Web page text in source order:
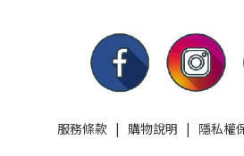
服務條款| 購物說明 | 隱私權